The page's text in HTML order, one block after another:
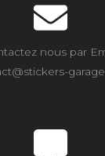
nous par